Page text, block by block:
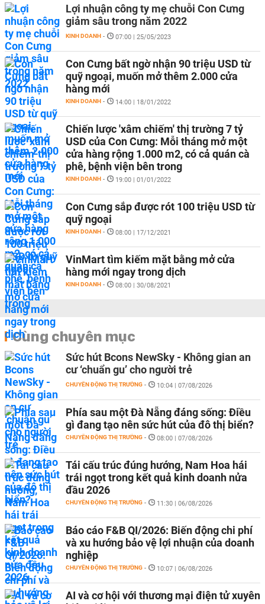
Lợi nhuận công ty mẹ chuỗi Con Cưng
giảm sâu trong năm 2022
KINH DOANH - 07:00 | 25/05/2023
Con Cưng bất ngờ nhận 90 triệu USD từ
quỹ ngoại, muốn mở thêm 2.000 cửa
hàng mới
KINH DOANH - 14:00 | 18/01/2022
Chiến lược 'xâm chiếm' thị trường 7 tỷ
USD của Con Cưng: Mỗi tháng mở một
cửa hàng rộng 1.000 m2, có cả quán cà
phê, bệnh viện bên trong
KINH DOANH - 19:00 | 01/01/2022
Con Cưng sắp được rót 100 triệu USD từ
quỹ ngoại
KINH DOANH - 08:00 | 17/12/2021
VinMart tìm kiếm mặt bằng mở cửa
hàng mới ngay trong dịch
KINH DOANH - 08:00 | 30/08/2021
Cùng chuyên mục
Sức hút Bcons NewSky - Không gian an
cư ‘chuẩn gu’ cho người trẻ
CHUYỂN ĐỘNG THỊ TRƯỜNG - 10:04 | 07/08/2026
Phía sau một Đà Nẵng đáng sống: Điều
gì đang tạo nên sức hút của đô thị biển?
CHUYỂN ĐỘNG THỊ TRƯỜNG - 08:00 | 07/08/2026
Tái cấu trúc đúng hướng, Nam Hoa hái
trái ngọt trong kết quả kinh doanh nửa
đầu 2026
CHUYỂN ĐỘNG THỊ TRƯỜNG - 11:30 | 06/08/2026
Báo cáo F&B QI/2026: Biến động chi phí
và xu hướng bảo vệ lợi nhuận của doanh
nghiệp
CHUYỂN ĐỘNG THỊ TRƯỜNG - 10:07 | 06/08/2026
AI và cơ hội với thương mại điện tử xuyên